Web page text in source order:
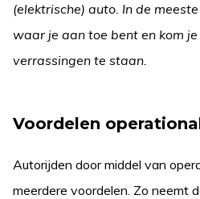
(elektrische) auto. In de
waar je aan toe bent en kom
verrassingen te staan.
Voordelen
Autorijden door middel van
meerdere voordelen. Zo neemt